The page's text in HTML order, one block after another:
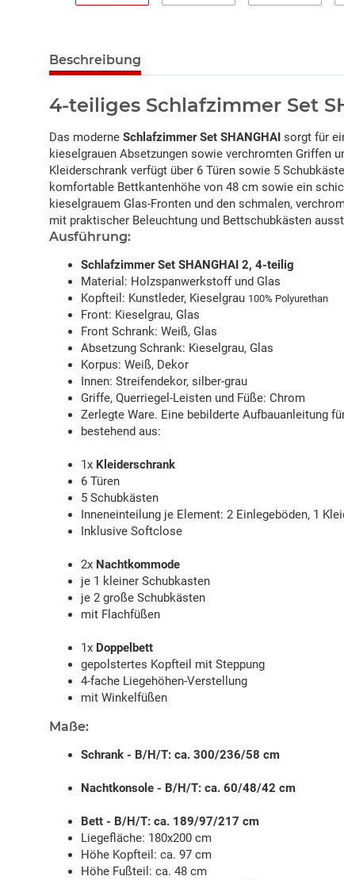
Beschreibung
4-teiliges Schlafzimmer Set
Das moderne Schlafzimmer Set SHANGHAI sorgt für
kieselgrauen Absetzungen sowie verchromten Griffen
Kleiderschrank verfügt über 6 Türen sowie 5
komfortable Bettkantenhöhe von 48 cm sowie ein
kieselgrauem Glas-Fronten und den schmalen,
mit praktischer Beleuchtung und Bettschubkästen
Ausführung:
Schlafzimmer Set SHANGHAI 2, 4-teilig
Material: Holzspanwerkstoff und Glas
Kopfteil: Kunstleder, Kieselgrau 100% Polyurethan
Front: Kieselgrau, Glas
Front Schrank: Weiß, Glas
Absetzung Schrank: Kieselgrau, Glas
Korpus: Weiß, Dekor
Innen: Streifendekor, silber-grau
Griffe, Querriegel-Leisten und Füße: Chrom
Zerlegte Ware. Eine bebilderte Aufbauanleitung
bestehend aus:
1x Kleiderschrank
6 Türen
5 Schubkästen
Inneneinteilung je Element: 2 Einlegeböden, 1
Inklusive Softclose
2x Nachtkommode
je 1 kleiner Schubkasten
je 2 große Schubkästen
mit Flachfüßen
1x Doppelbett
gepolstertes Kopfteil mit Steppung
4-fache Liegehöhen-Verstellung
mit Winkelfüßen
Maße:
Schrank - B/H/T: ca. 300/236/58 cm
Nachtkonsole - B/H/T: ca. 60/48/42 cm
Bett - B/H/T: ca. 189/97/217 cm
Liegefläche: 180x200 cm
Höhe Kopfteil: ca. 97 cm
Höhe Fußteil: ca. 48 cm